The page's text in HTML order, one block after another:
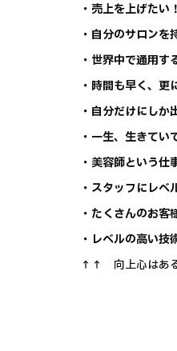
・売上を上げたい！
・自分のサロンを
・世界中で通用す
・時間も早く、更
・自分だけにしか
・一生、生きてい
・美容師という仕
・スタッフにレベ
・たくさんのお客
・レベルの高い技
↑↑ 向上心はある